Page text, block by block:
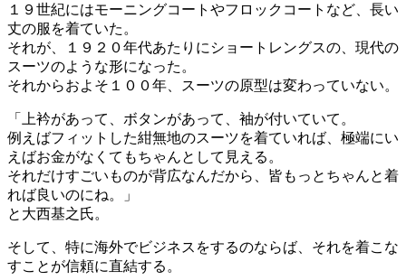
１９世紀にはモーニングコートやフロックコートなど、長い
丈の服を着ていた。
それが、１９２０年代あたりにショートレングスの、現代の
スーツのような形になった。
それからおよそ１００年、スーツの原型は変わっていない。
「上衿があって、ボタンがあって、袖が付いていて。
例えばフィットした紺無地のスーツを着ていれば、極端にい
えばお金がなくてもちゃんとして見える。
それだけすごいものが背広なんだから、皆もっとちゃんと着
れば良いのにね。」
と大西基之氏。
そして、特に海外でビジネスをするのならば、それを着こな
すことが信頼に直結する。